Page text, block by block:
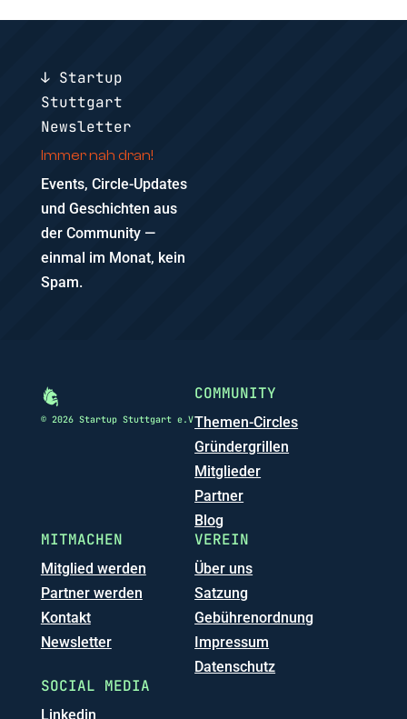
↓ Startup
Stuttgart
Newsletter
Immer nah dran!
Events, Circle-Updates
und Geschichten aus
der Community —
einmal im Monat, kein
Spam.
© 2026 Startup Stuttgart e.V
COMMUNITY
Themen-Circles
Gründergrillen
Mitglieder
Partner
Blog
MITMACHEN
Mitglied werden
Partner werden
Kontakt
Newsletter
VEREIN
Über uns
Satzung
Gebührenordnung
Impressum
Datenschutz
SOCIAL MEDIA
Linkedin